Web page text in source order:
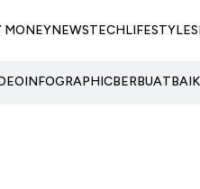
MONEYNEWSTECHLIFESTYLE
INFOGRAPHIC